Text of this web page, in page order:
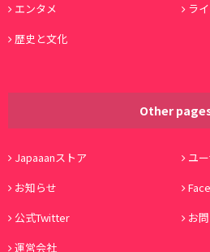
エンタメ
ラ
歴史と文化
Other
Japaaanストア
ユ
お知らせ
公式Twitter
お
運営会社